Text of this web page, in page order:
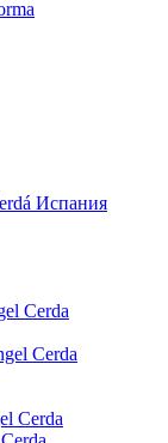
Испания
Cerda
Cerda
Cerda